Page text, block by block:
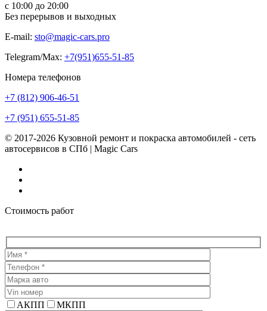
с 10:00 до 20:00
Без перерывов и выходных
E-mail: sto@magic-cars.pro
Telegram/Max: +7(951)655-51-85
Номера телефонов
+7 (812) 906-46-51
+7 (951) 655-51-85
© 2017-2026 Кузовной ремонт и покраска автомобилей - сеть
автосервисов в СПб | Magic Cars
Стоимость работ
АКПП МКПП